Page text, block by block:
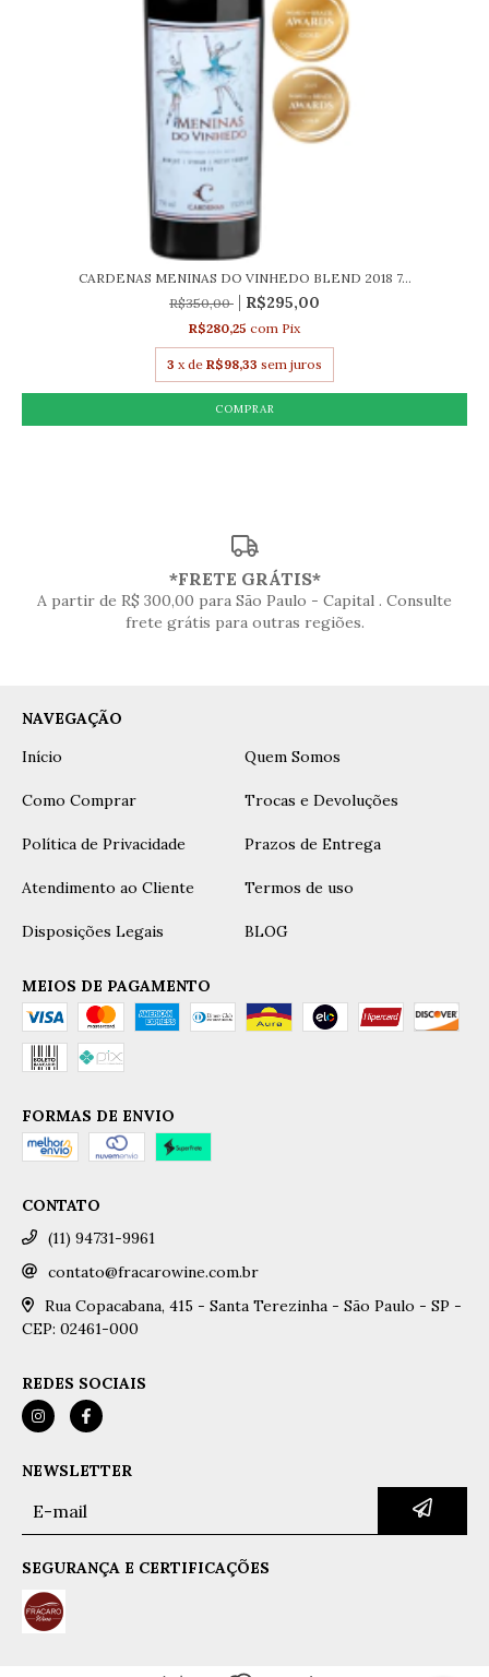
CARDENAS MENINAS DO VINHEDO BLEND 2018 7...
R$350,00
R$295,00
R$280,25 com Pix
3 x de R$98,33 sem juros
*FRETE GRÁTIS*
A partir de R$ 300,00 para São Paulo - Capital . Consulte
frete grátis para outras regiões.
NAVEGAÇÃO
Início
Quem Somos
Como Comprar Trocas e Devoluções
Política de Privacidade Prazos de Entrega
Atendimento ao Cliente Termos de uso
Disposições Legais BLOG
MEIOS DE PAGAMENTO
FORMAS DE ENVIO
CONTATO
(11) 94731-9961
contato@fracarowine.com.br
Rua Copacabana, 415 - Santa Terezinha - São Paulo - SP -
CEP: 02461-000
REDES SOCIAIS
NEWSLETTER
SEGURANÇA E CERTIFICAÇÕES